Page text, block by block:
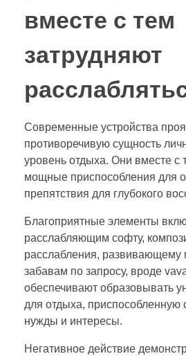
вместе с тем
затрудняют
Современные устройства
противоречивую сущность
уровень отдыха. Они вместе с
мощные приспособления для
препятствия для глубокого
Благоприятные элементы
расслабляющим софту,
расслабления, развивающему
забавам по запросу, вроде
обеспечивают образовывать
для отдыха, приспособленную
нужды и интересы.
Негативное действие